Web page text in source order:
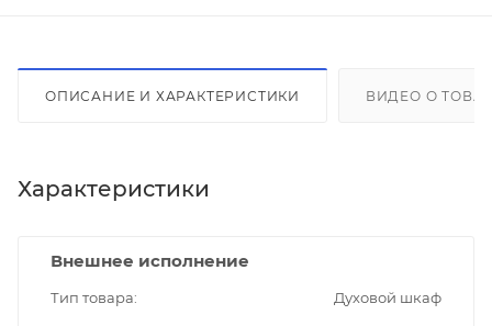
ОПИСАНИЕ И ХАРАКТЕРИСТИКИ ВИДЕО О
Характеристики
Внешнее исполнение
Тип товара
Духовой шкаф